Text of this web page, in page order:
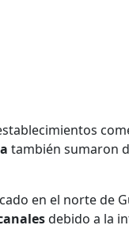
también sumaron
en el norte de
debido a la